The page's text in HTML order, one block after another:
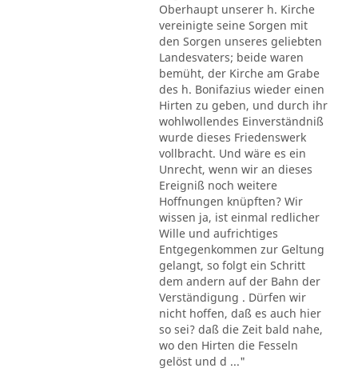
Oberhaupt unserer h. Kirche
vereinigte seine Sorgen mit
den Sorgen unseres geliebten
Landesvaters; beide waren
bemüht, der Kirche am Grabe
des h. Bonifazius wieder einen
Hirten zu geben, und durch ihr
wohlwollendes Einverständniß
wurde dieses Friedenswerk
vollbracht. Und wäre es ein
Unrecht, wenn wir an dieses
Ereigniß noch weitere
Hoffnungen knüpften? Wir
wissen ja, ist einmal redlicher
Wille und aufrichtiges
Entgegenkommen zur Geltung
gelangt, so folgt ein Schritt
dem andern auf der Bahn der
Verständigung . Dürfen wir
nicht hoffen, daß es auch hier
so sei? daß die Zeit bald nahe,
wo den Hirten die Fesseln
gelöst und d ..."